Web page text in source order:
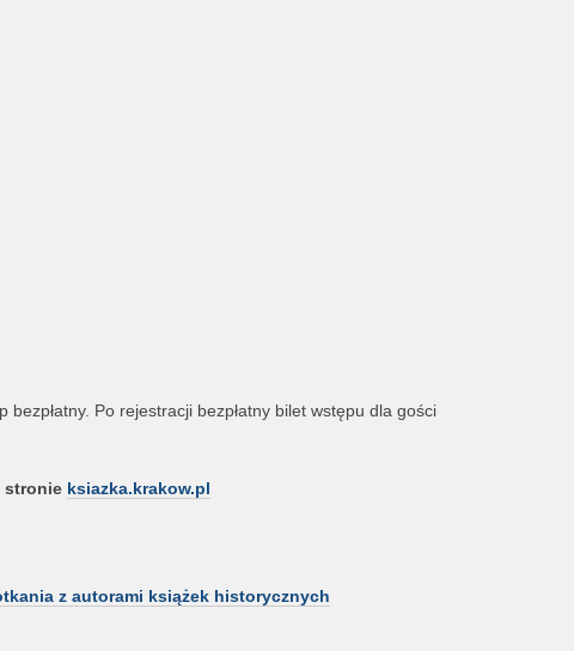
bezpłatny. Po rejestracji bezpłatny bilet wstępu dla gości
stronie ksiazka.krakow.pl
z autorami książek historycznych